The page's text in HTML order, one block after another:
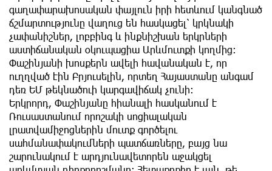
գաղափարախոսական փայլուն իրի հետևում կանգնած
ճշմարտությունը վաղուց են հասկացել՝ կրկնակի
չափանիշներ, լոբբինգ և ինքնիշխան երկրների
աստիճանական օկուպացիա Արևմուտքի կողմից։
Փաշինյանի խոսքերն ավելի հավանական է, որ
ուղղված էին Բրյուսելին, որտեղ Հայաստանը անգամ
դեռ ԵՄ թեկնածուի կարգավիճակ չունի։
Երկրորդ, Փաշինյանը հիանալի հասկանում է
Ռուսաստանում որոշակի սոցիալական
լրատվամիջոցներին մուտք գործելու
սահմանափակումների պատճառները, բայց նա
շարունակում է արդյունավետորեն աջակցել